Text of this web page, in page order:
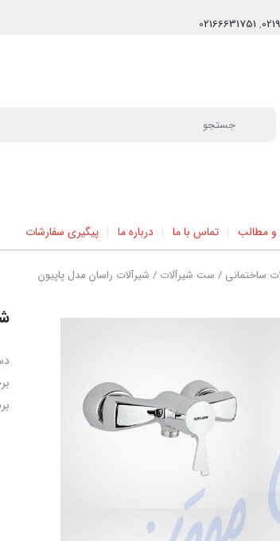
,
02166631751
و مطالب تماس با ما درباره ما پیگیری سفارشات
ساختمانی / ست شیرآلات / شیرآلات راسان مدل پاپیون